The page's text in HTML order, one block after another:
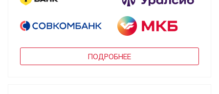
ПОДРОБНЕЕ